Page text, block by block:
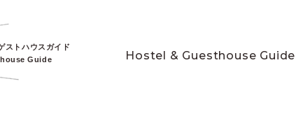
ストハウスガイド
Guide
Hostel & Guesthouse Guide